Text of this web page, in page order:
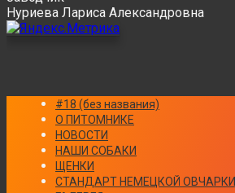
Нуриева Лариса Александровна
#18 (без названия)
О ПИТОМНИКЕ
НОВОСТИ
НАШИ СОБАКИ
ЩЕНКИ
СТАНДАРТ НЕМЕЦКОЙ ОВЧАРКИ